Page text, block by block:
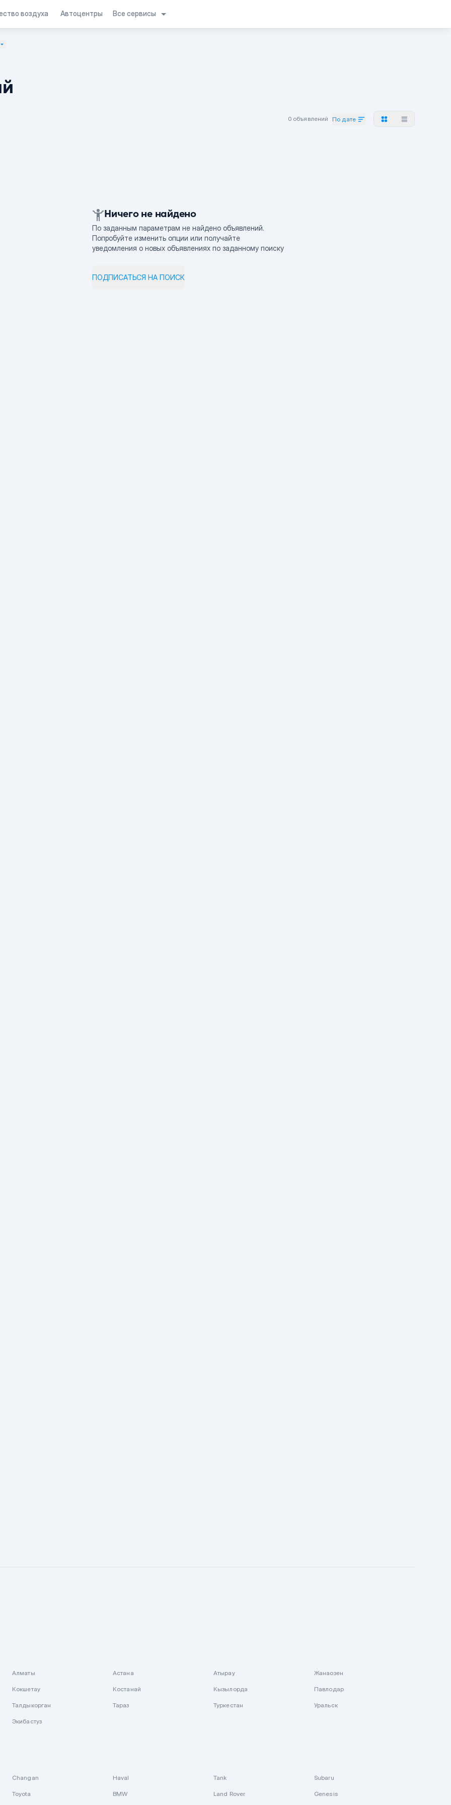
воздуха Автоцентры Все сервисы
0 объявлений По дате
Ничего не найдено
По заданным параметрам не найдено объявлений.
Попробуйте изменить опции или получайте
уведомления о новых объявлениях по заданному поиску
ПОДПИСАТЬСЯ НА ПОИСК
Алматы Астана Атырау Жанаозен
Кокшетау Костанай Кызылорда Павлодар
Талдыкорган Тараз Туркестан Уральск
Экибастуз
Changan Haval Tank Subaru
Toyota BMW Land Rover Genesis